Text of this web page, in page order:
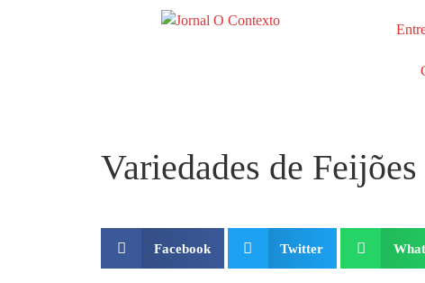
Variedades de
Facebook Twitter